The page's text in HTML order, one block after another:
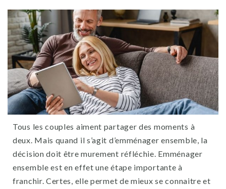
Tous les couples aiment partager des moments à
deux. Mais quand il s’agit d’emménager ensemble, la
décision doit être murement réfléchie. Emménager
ensemble est en effet une étape importante à
franchir. Certes, elle permet de mieux se connaitre et